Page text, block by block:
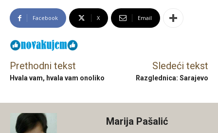
Facebook X Email
Prethodni tekst
Hvala vam, hvala vam onoliko
Sledeći tekst
Razglednica: Sarajevo
Marija Pašalić